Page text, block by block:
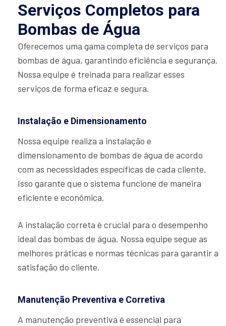
Serviços Completos para
Bombas de Água
Oferecemos uma gama completa de serviços para
bombas de água, garantindo eficiência e segurança.
Nossa equipe é treinada para realizar esses
serviços de forma eficaz e segura.
Instalação e Dimensionamento
Nossa equipe realiza a instalação e
dimensionamento de bombas de água de acordo
com as necessidades específicas de cada cliente.
Isso garante que o sistema funcione de maneira
eficiente e econômica.
A instalação correta é crucial para o desempenho
ideal das bombas de água. Nossa equipe segue as
melhores práticas e normas técnicas para garantir a
satisfação do cliente.
Manutenção Preventiva e Corretiva
A manutenção preventiva é essencial para